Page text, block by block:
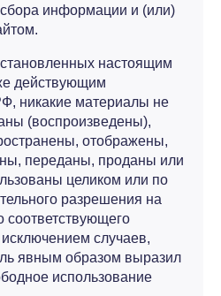
информации и (или)
настоящим
действующим
никакие материалы не
(воспроизведены),
отображены,
переданы, проданы или
целиком или по
разрешения на
соответствующего
случаев,
явным образом выразил
использование